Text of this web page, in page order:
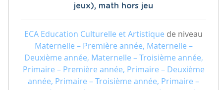
jeux), math hors jeu
ECA Education Culturelle et Artistique de niveau
Maternelle – Première année, Maternelle –
Deuxième année, Maternelle – Troisième année,
Primaire – Première année, Primaire – Deuxième
année, Primaire – Troisième année, Primaire –